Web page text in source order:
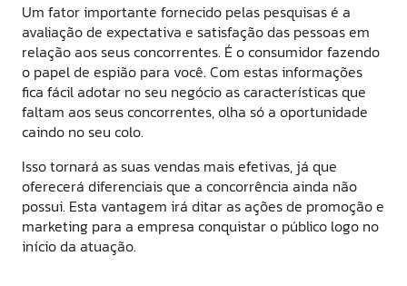
Um fator importante fornecido pelas pesquisas é a
avaliação de expectativa e satisfação das pessoas em
relação aos seus concorrentes. É o consumidor fazendo
o papel de espião para você. Com estas informações
fica fácil adotar no seu negócio as características que
faltam aos seus concorrentes, olha só a oportunidade
caindo no seu colo.
Isso tornará as suas vendas mais efetivas, já que
oferecerá diferenciais que a concorrência ainda não
possui. Esta vantagem irá ditar as ações de promoção e
marketing para a empresa conquistar o público logo no
início da atuação.